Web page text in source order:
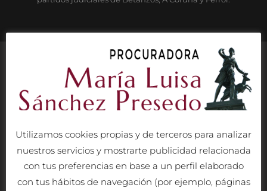
Práticas Legales
Transparencia, confidencialidad y compromiso, con el objetivo
de agilizar los trámites procesales.
Utilizamos cookies propias y de terceros para analizar
nuestros servicios y mostrarte publicidad relacionada
con tus preferencias en base a un perfil elaborado
con tus hábitos de navegación (por ejemplo, páginas